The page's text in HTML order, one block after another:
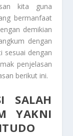
kita guna
bermanfaat
demikian
dengan
sesuai dengan
penjelasan
berikut ini.
SALAH
YAKNI